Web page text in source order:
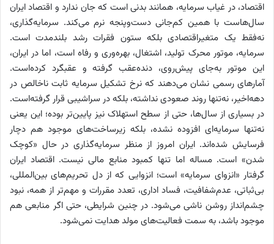
اقتصاد، در غیاب سرمایه، همانند بدنی است که جان ندارد‌ و اقتصاد ایران
سال‌هاست با همین کم‌‌‌‌‌جانی دست‌وپنجه نرم می‌کند. سرمایه‌گذاری،
نه‌‌‌‌‌فقط یک متغیراقتصادی بلکه ستون فقرات رشد بلندمدت است.
سرمایه، موتور محرک تولید، اشتغال، بهره‌‌‌‌‌وری و رفاه است، اما در ایران،
این موتور به‌‌‌‌‌جای پیش‌‌‌‌‌روی، دنده‌‌‌‌‌عقب گرفته و عقبگرد کرده‌است.
آمارهای رسمی نشان می‌دهند که نرخ تشکیل سرمایه ثابت ناخالص در
دهه‌اخیر، نه‌‌‌‌‌تنها روند صعودی نداشته، بلکه در سراشیبی قرار گرفته‌است.
در بسیاری از سال‌ها، حتی از سطح استهلاک نیز پایین‌تر بوده؛ این یعنی
نه‌‌‌‌‌تنها سرمایه‌ای افزوده نشده، بلکه زیرساخت‌های موجود هم دچار
فرسایش شده‌‌‌‌‌اند. ایران امروز از منظر سرمایه‌گذاری در حال «کوچک
شدن» است. مساله اما تنها کمبود منابع مالی نیست. اقتصاد ایران
گرفتار «انزوای سرمایه» است؛ انزوایی که از دل تحریم‌های بین‌المللی،
بی‌‌‌‌‌ثباتی، عدم‌شفافیت، فساد اداری، تعدد مقررات و مهم‌تر از همه، نبود
چشم‌‌‌‌‌انداز روشن ناشی می‌شود. در چنین شرایطی، حتی اگر منابعی هم
موجود باشد، به سمت فعالیت‌های مولد هدایت نمی‌شود.